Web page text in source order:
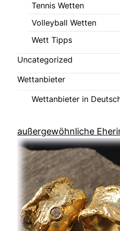
Tennis Wetten
Volleyball Wetten
Wett Tipps
Uncategorized
Wettanbieter
Wettanbieter in
außergewöhnliche